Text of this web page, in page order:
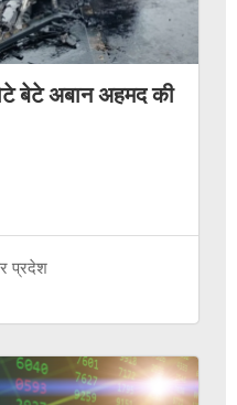
बेटे अबान अहमद की
प्रदेश